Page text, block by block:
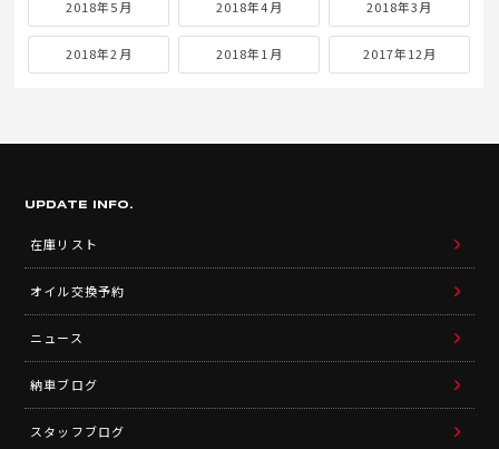
2018年5月 2018年4月 2018年3月
2018年2月 2018年1月 2017年12月
UPDATE INFO.
在庫リスト
オイル交換予約
ニュース
納車ブログ
スタッフブログ